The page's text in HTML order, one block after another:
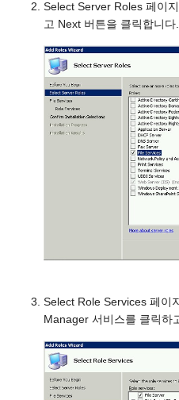
Select Server Roles 페이
고 Next 버튼을 클릭합니다.
Select Role Services 페이
Manager 서비스를 클릭하